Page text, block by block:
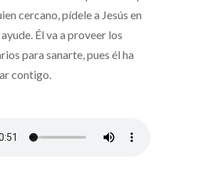
cercano, pídele a Jesús en
Él va a proveer los
para sanarte, pues él ha
contigo.